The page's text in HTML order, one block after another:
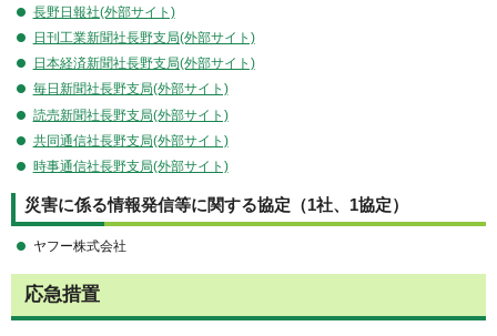
長野日報社(外部サイト)
日刊工業新聞社長野支局(外部サイト)
日本経済新聞社長野支局(外部サイト)
毎日新聞社長野支局(外部サイト)
読売新聞社長野支局(外部サイト)
共同通信社長野支局(外部サイト)
時事通信社長野支局(外部サイト)
災害に係る情報発信等に関する協定（1社、1協定）
ヤフー株式会社
応急措置